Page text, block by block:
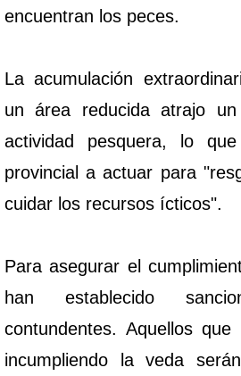
encuentran los peces.
La acumulación
un área reducida atrajo
actividad pesquera, lo
provincial a actuar para
cuidar los recursos ícticos".
Para asegurar el
han establecido
contundentes. Aquellos que
incumpliendo la veda